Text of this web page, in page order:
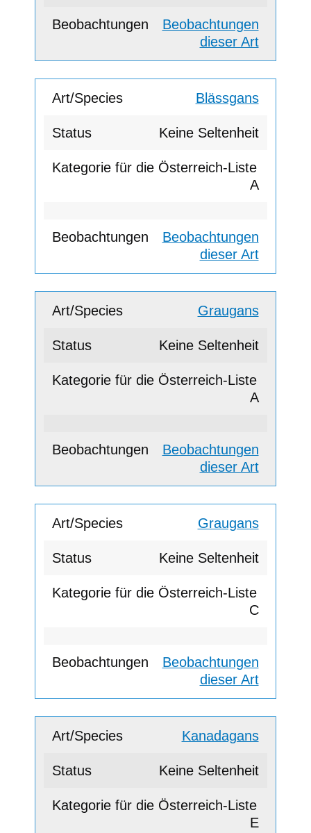
Beobachtungen
dieser Art
Blässgans
Keine Seltenheit
A
Beobachtungen
dieser Art
Graugans
Keine Seltenheit
A
Beobachtungen
dieser Art
Graugans
Keine Seltenheit
C
Beobachtungen
dieser Art
Kanadagans
Keine Seltenheit
E